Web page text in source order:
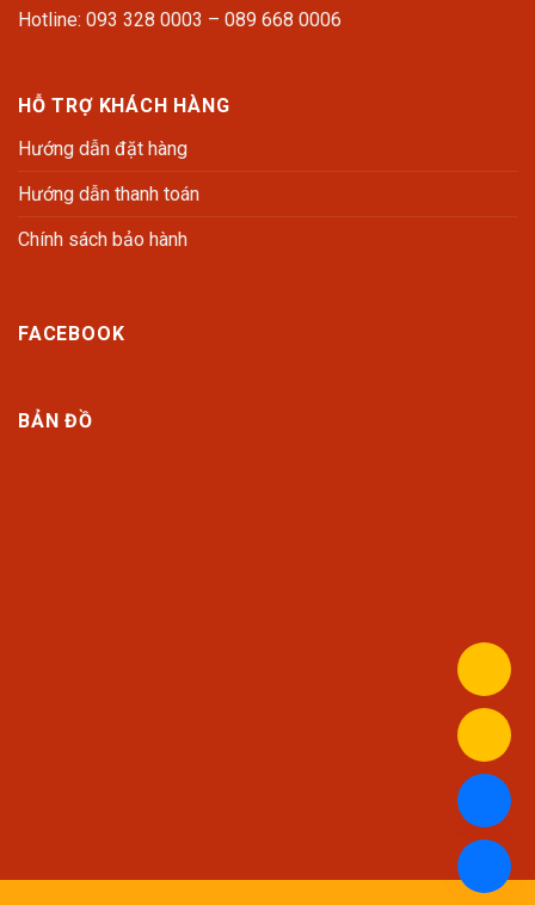
Hotline: 093 328 0003 – 089 668 0006
HỖ TRỢ KHÁCH HÀNG
Hướng dẫn đặt hàng
Hướng dẫn thanh toán
Chính sách bảo hành
FACEBOOK
BẢN ĐỒ